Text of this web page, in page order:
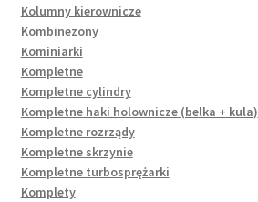
Kolumny kierownicze
Kombinezony
Kominiarki
Kompletne
Kompletne cylindry
Kompletne haki holownicze (belka + kula)
Kompletne rozrządy
Kompletne skrzynie
Kompletne turbosprężarki
Komplety